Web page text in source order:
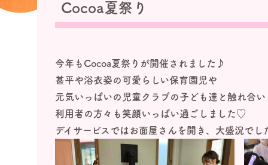
Cocoa夏祭り
今年もCocoa夏祭りが開催されました♪
甚平や浴衣姿の可愛らしい保育園児や
元気いっぱいの児童クラブの子ども達と触れ合い
利用者の方々も笑顔いっぱい過ごしました♡
デイサービスではお面屋さんを開き、大盛況でし